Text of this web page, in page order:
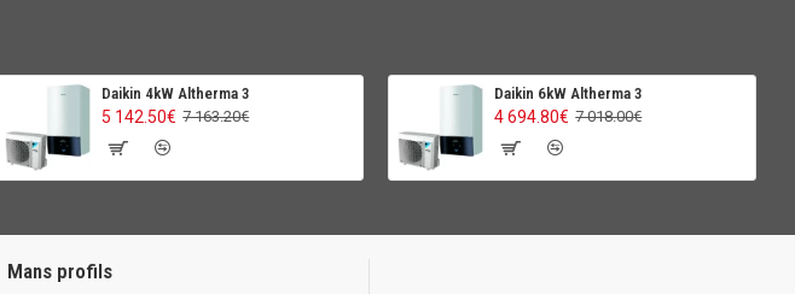
Daikin 4kW Altherma 3
5 142.50€ 7 163.20€
Daikin 6kW Altherma 3
4 694.80€ 7 018.00€
Mans profils